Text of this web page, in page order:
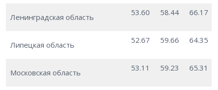
Ленинградская область 53.60 58.44 66.17
Липецкая область 52.67 59.66 64.35
Московская область 53.11 59.23 65.31